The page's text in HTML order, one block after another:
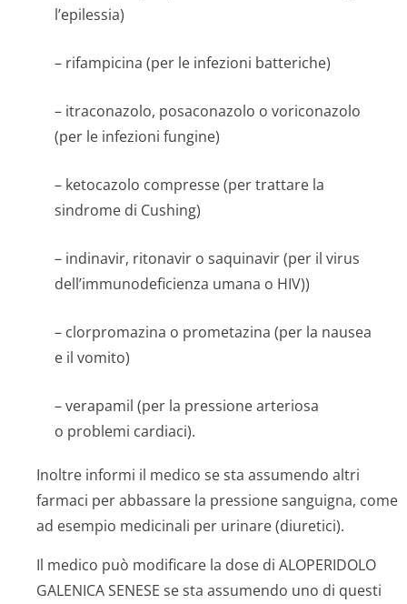
l’epilessia)
– rifampicina (per le infezioni batteriche)
– itraconazolo, posaconazolo o voriconazolo
(per le infezioni fungine)
– ketocazolo compresse (per trattare la
sindrome di Cushing)
– indinavir, ritonavir o saquinavir (per il virus
dell’immunode­ficienza umana o HIV))
– clorpromazina o prometazina (per la nausea
e il vomito)
– verapamil (per la pressione arteriosa
o problemi cardiaci).
Inoltre informi il medico se sta assumendo altri
farmaci per abbassare la pressione sanguigna, come
ad esempio medicinali per urinare (diuretici).
Il medico può modificare la dose di ALOPERIDOLO
GALENICA SENESE se sta assumendo uno di questi